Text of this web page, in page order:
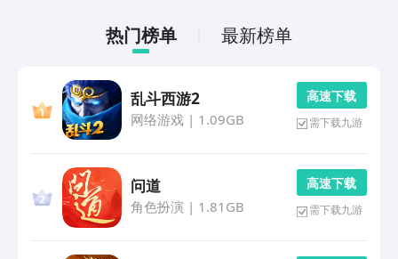
热门榜单 最新榜单
乱斗西游2
网络游戏| 1.09GB
高 速 下 载
需下载九游
问道
角色扮演 | 1.81GB
高 速 下 载
需下载九游